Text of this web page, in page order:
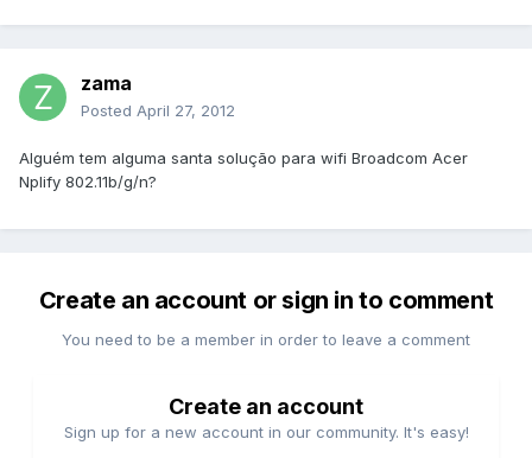
zama
Posted April 27, 2012
Alguém tem alguma santa solução para wifi Broadcom Acer
Nplify 802.11b/g/n?
Create an account or sign in to comment
You need to be a member in order to leave a comment
Create an account
Sign up for a new account in our community. It's easy!